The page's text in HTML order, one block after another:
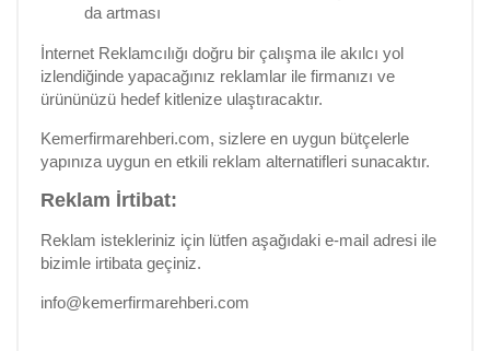
da artması
İnternet Reklamcılığı doğru bir çalışma ile akılcı yol
izlendiğinde yapacağınız reklamlar ile firmanızı ve
ürününüzü hedef kitlenize ulaştıracaktır.
Kemerfirmarehberi.com, sizlere en uygun bütçelerle
yapınıza uygun en etkili reklam alternatifleri sunacaktır.
Reklam İrtibat:
Reklam istekleriniz için lütfen aşağıdaki e-mail adresi ile
bizimle irtibata geçiniz.
info@kemerfirmarehberi.com